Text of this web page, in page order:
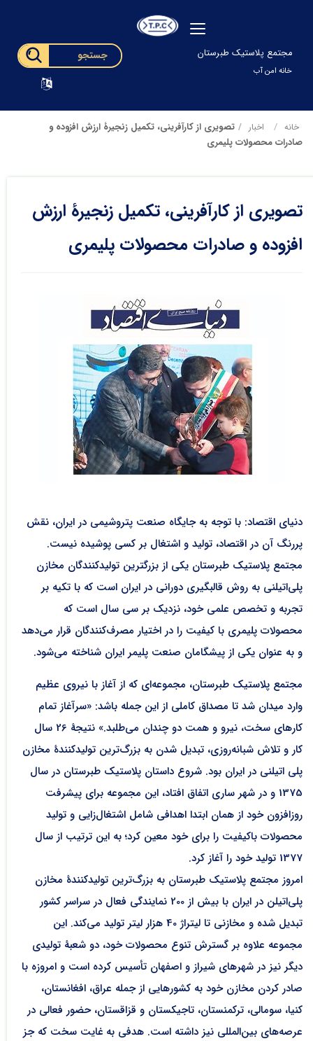
مجتمع پلاستیک طبرستان
خانه امن آب
خانه اخبار
تصویری از کارآفرینی، تکمیل زنجیرۀ ارزش افزوده و
صادرات محصولات پلیمری
تصویری از کارآفرینی، تکمیل زنجیرۀ ارزش
افزوده و صادرات محصولات پلیمری
دنیای اقتصاد: با توجه به جایگاه صنعت پتروشیمی در ایران، نقش
پررنگ آن در اقتصاد، تولید و اشتغال بر کسی پوشیده نیست.
مجتمع پلاستیک طبرستان یکی از بزرگترین تولیدکنندگان مخازن
پلی‌اتیلنی به روش قالبگیری دورانی در ایران است که با تکیه بر
تجربه و تخصص علمی خود، نزدیک بر سی سال است که
محصولات پلیمری با کیفیت را در اختیار مصرف‌کنندگان قرار می‌دهد
و به عنوان یکی از پیشگامان صنعت پلیمر ایران شناخته می‌شود.
مجتمع پلاستیک طبرستان، مجمو‌عه‌ای که از آغاز با نیروی عظیم
وارد میدان شد تا مصداق کاملی از این جمله باشد: «سرآغاز تمام
کارهای سخت، نیرو و همت دو چندان می‌طلبد.» نتیجهٔ 26 سال
کار و تلاش شبانه‌روزی، تبدیل شدن به بزرگ‌ترین تولیدکنندهٔ مخازن
پلی اتیلنی در ایران بود. شروع داستان پلاستیک طبرستان در سال
1375 و در شهر ساری اتفاق افتاد، این مجموعه برای پیشرفت
روزافزون خود از همان ابتدا اهدافی شامل اشتغال‌زایی و تولید
محصولات باکیفیت را برای خود معین کرد؛ به این ترتیب از سال
1377 تولید خود را آغاز کرد.
امروز مجتمع پلاستیک طبرستان به بزرگ‌ترین تولیدکنندهٔ مخازن
پلی‌اتیلن در ایران با بیش از 200 نمایندگی فعال در سراسر کشور
تبدیل شده و مخازنی تا لیتراژ 40 هزار لیتر تولید می‌کند. این
مجموعه علاوه بر گسترش تنوع محصولات خود، دو شعبۀ تولیدی
دیگر نیز در شهرهای شیراز و اصفهان تأسیس کرده است و امروزه با
صادر کردن مخازن خود به کشورهایی از جمله عراق، افغانستان،
کنیا، سومالی، ترکمنستان، تاجیکستان و قزاقستان، حضور فعالی در
عرصه‌های بین‌المللی نیز داشته است. هدفی به غایت سخت که جز